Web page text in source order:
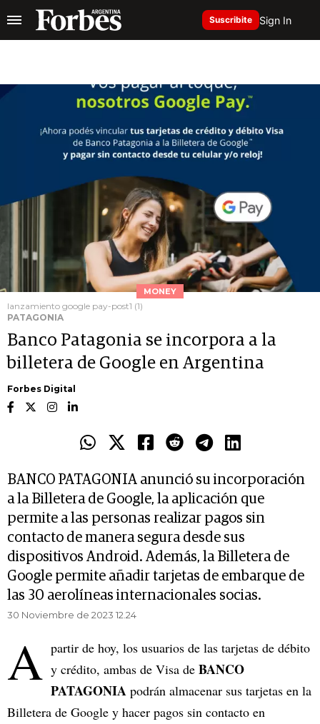
Suscribite Sign In
MONEY
lanzamiento google pay-post1 (1)
PATAGONIA
Banco Patagonia se incorpora a la
billetera de Google en Argentina
Forbes Digital
BANCO PATAGONIA anunció su incorporación
a la Billetera de Google, la aplicación que
permite a las personas realizar pagos sin
contacto de manera segura desde sus
dispositivos Android. Además, la Billetera de
Google permite añadir tarjetas de embarque de
las 30 aerolíneas internacionales socias.
30 Noviembre de 2023 12.24
A partir de hoy, los usuarios de las tarjetas de débito
y crédito, ambas de Visa de BANCO
PATAGONIA podrán almacenar sus tarjetas en la
Billetera de Google y hacer pagos sin contacto en